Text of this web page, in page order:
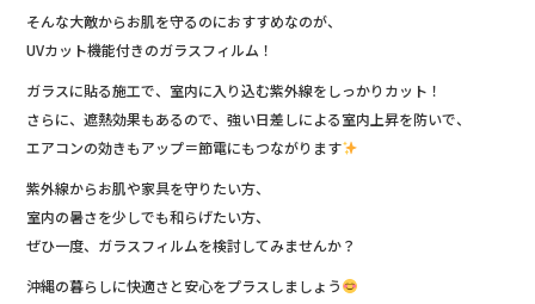
そんな大敵からお肌を守るのにおすすめなのが、
UVカット機能付きのガラスフィルム！
ガラスに貼る施工で、室内に入り込む紫外線をしっかりカット！
さらに、遮熱効果もあるので、強い日差しによる室内上昇を防いで、
エアコンの効きもアップ＝節電にもつながります
紫外線からお肌や家具を守りたい方、
室内の暑さを少しでも和らげたい方、
ぜひ一度、ガラスフィルムを検討してみませんか？
沖縄の暮らしに快適さと安心をプラスしましょう